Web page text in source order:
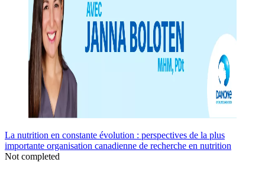
La nutrition en constante évolution : perspectives de la plus
importante organisation canadienne de recherche en nutrition
Not completed